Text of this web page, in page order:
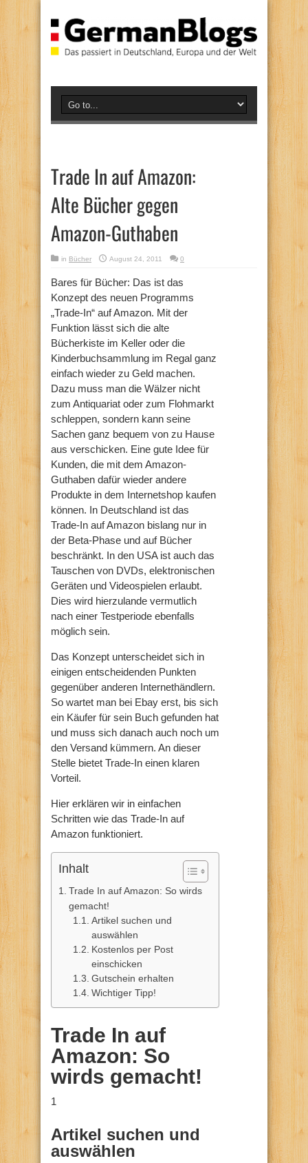
Trade In auf Amazon:
Alte Bücher gegen
Amazon-Guthaben
in Bücher August 24, 2011 0
Bares für Bücher: Das ist das
Konzept des neuen Programms
„Trade-In“ auf Amazon. Mit der
Funktion lässt sich die alte
Bücherkiste im Keller oder die
Kinderbuchsammlung im Regal ganz
einfach wieder zu Geld machen.
Dazu muss man die Wälzer nicht
zum Antiquariat oder zum Flohmarkt
schleppen, sondern kann seine
Sachen ganz bequem von zu Hause
aus verschicken. Eine gute Idee für
Kunden, die mit dem Amazon-
Guthaben dafür wieder andere
Produkte in dem Internetshop kaufen
können. In Deutschland ist das
Trade-In auf Amazon bislang nur in
der Beta-Phase und auf Bücher
beschränkt. In den USA ist auch das
Tauschen von DVDs, elektronischen
Geräten und Videospielen erlaubt.
Dies wird hierzulande vermutlich
nach einer Testperiode ebenfalls
möglich sein.
Das Konzept unterscheidet sich in
einigen entscheidenden Punkten
gegenüber anderen Internethändlern.
So wartet man bei Ebay erst, bis sich
ein Käufer für sein Buch gefunden hat
und muss sich danach auch noch um
den Versand kümmern. An dieser
Stelle bietet Trade-In einen klaren
Vorteil.
Hier erklären wir in einfachen
Schritten wie das Trade-In auf
Amazon funktioniert.
Inhalt
Trade In auf Amazon: So wirds
gemacht!
Artikel suchen und
auswählen
Kostenlos per Post
einschicken
Gutschein erhalten
Wichtiger Tipp!
Trade In auf
Amazon: So
wirds gemacht!
1
Artikel suchen und
auswählen